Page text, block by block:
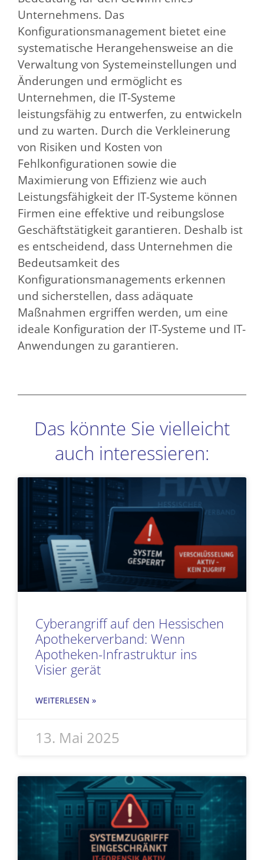
Unternehmens. Das
Konfigurationsmanagement bietet eine
systematische Herangehensweise an die
Verwaltung von Systemeinstellungen und
Änderungen und ermöglicht es
Unternehmen, die IT-Systeme
leistungsfähig zu entwerfen, zu entwickeln
und zu warten. Durch die Verkleinerung
von Risiken und Kosten von
Fehlkonfigurationen sowie die
Maximierung von Effizienz wie auch
Leistungsfähigkeit der IT-Systeme können
Firmen eine effektive und reibungslose
Geschäftstätigkeit garantieren. Deshalb ist
es entscheidend, dass Unternehmen die
Bedeutsamkeit des
Konfigurationsmanagements erkennen
und sicherstellen, dass adäquate
Maßnahmen ergriffen werden, um eine
ideale Konfiguration der IT-Systeme und IT-
Anwendungen zu garantieren.
Das könnte Sie vielleicht
auch interessieren:
Cyberangriff auf den Hessischen
Apothekerverband: Wenn
Apotheken-Infrastruktur ins
Visier gerät
WEITERLESEN »
13. Mai 2025
SeiteSeite
SeiteSeiteSeite Seite